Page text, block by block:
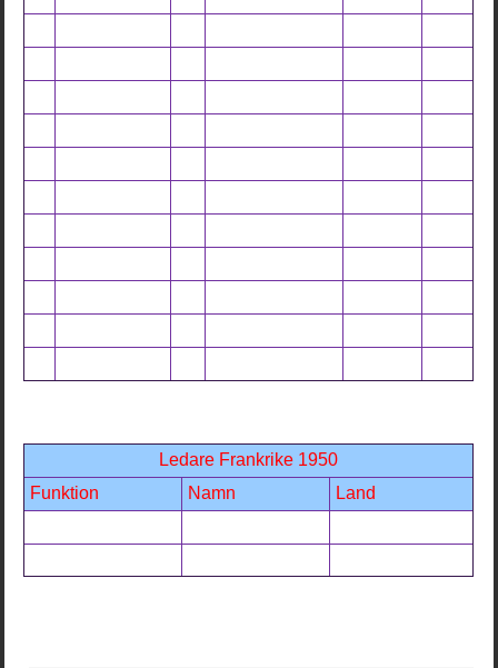
Ledare Frankrike 1950
Funktion
Namn Land